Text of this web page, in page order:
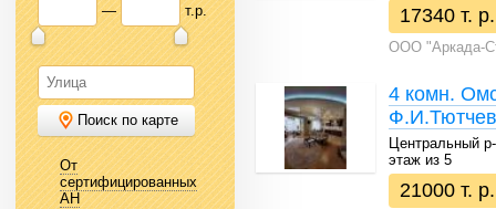
—
т.р.
Поиск по карте
От
сертифицированных
АН
17340 т. р.
ООО "Аркада-
4 комн.
Центральный
этаж из 5
21000 т. р.